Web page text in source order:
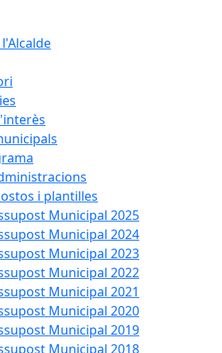
i plantilles
Municipal 2025
Municipal 2024
Municipal 2023
Municipal 2022
Municipal 2021
Municipal 2020
Municipal 2019
Municipal 2018